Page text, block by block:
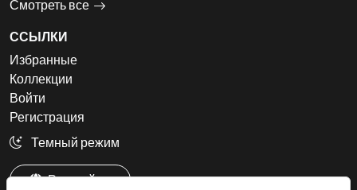
Смотреть все
ССЫЛКИ
Избранные
Коллекции
Войти
Регистрация
Темный режим
Русский